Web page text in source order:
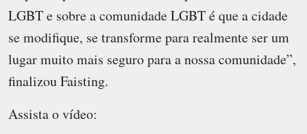
LGBT e sobre a comunidade LGBT é que a cidade
se modifique, se transforme para realmente ser um
lugar muito mais seguro para a nossa comunidade”,
finalizou Faisting.
Assista o vídeo: